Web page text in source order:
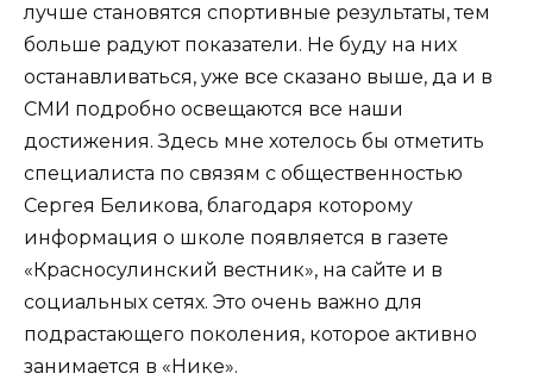
лучше становятся спортивные результаты, тем
больше радуют показатели. Не буду на них
останавливаться, уже все сказано выше, да и в
СМИ подробно освещаются все наши
достижения. Здесь мне хотелось бы отметить
специалиста по связям с общественностью
Сергея Беликова, благодаря которому
информация о школе появляется в газете
«Красносулинский вестник», на сайте и в
социальных сетях. Это очень важно для
подрастающего поколения, которое активно
занимается в «Нике».